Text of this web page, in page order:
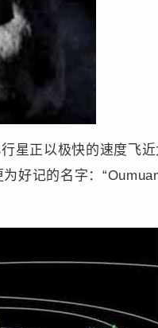
星正以极快的速度飞
好记的名字：